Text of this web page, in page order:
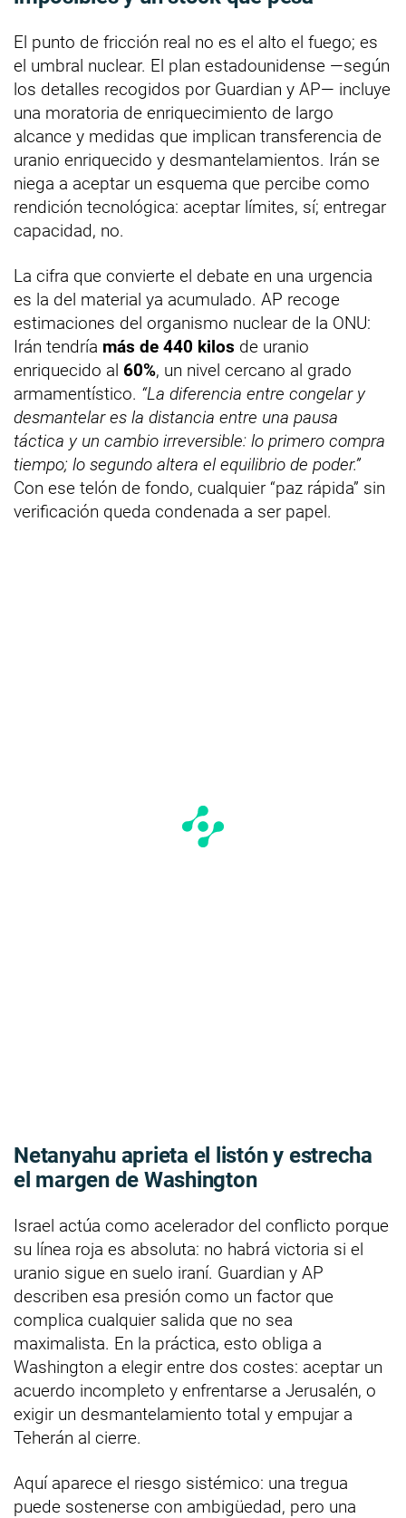
El punto de fricción real no es el alto el fuego; es
el umbral nuclear. El plan estadounidense —según
los detalles recogidos por Guardian y AP— incluye
una moratoria de enriquecimiento de largo
alcance y medidas que implican transferencia de
uranio enriquecido y desmantelamientos. Irán se
niega a aceptar un esquema que percibe como
rendición tecnológica: aceptar límites, sí; entregar
capacidad, no.
La cifra que convierte el debate en una urgencia
es la del material ya acumulado. AP recoge
estimaciones del organismo nuclear de la ONU:
Irán tendría más de 440 kilos de uranio
enriquecido al 60%, un nivel cercano al grado
armamentístico. “La diferencia entre congelar y
desmantelar es la distancia entre una pausa
táctica y un cambio irreversible: lo primero compra
tiempo; lo segundo altera el equilibrio de poder.”
Con ese telón de fondo, cualquier “paz rápida” sin
verificación queda condenada a ser papel.
Netanyahu aprieta el listón y estrecha
el margen de Washington
Israel actúa como acelerador del conflicto porque
su línea roja es absoluta: no habrá victoria si el
uranio sigue en suelo iraní. Guardian y AP
describen esa presión como un factor que
complica cualquier salida que no sea
maximalista. En la práctica, esto obliga a
Washington a elegir entre dos costes: aceptar un
acuerdo incompleto y enfrentarse a Jerusalén, o
exigir un desmantelamiento total y empujar a
Teherán al cierre.
Aquí aparece el riesgo sistémico: una tregua
puede sostenerse con ambigüedad, pero una